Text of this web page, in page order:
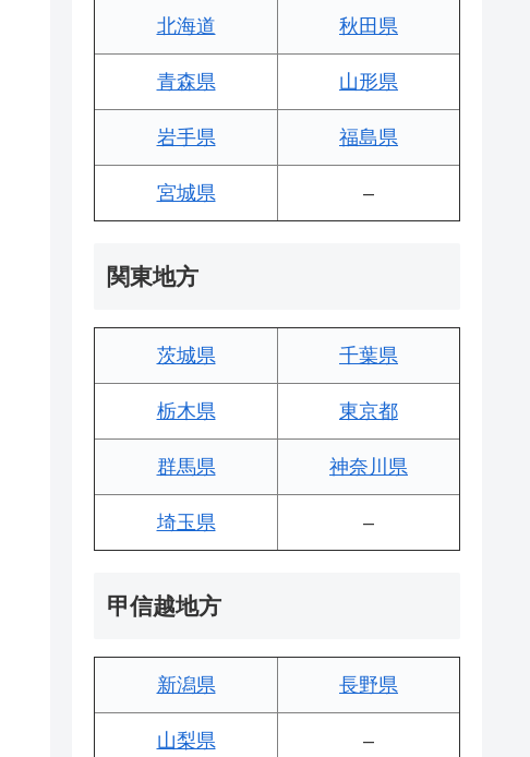
北海道 秋田県
青森県 山形県
岩手県 福島県
宮城県 –
関東地方
茨城県 千葉県
栃木県 東京都
群馬県 神奈川県
埼玉県 –
甲信越地方
新潟県 長野県
山梨県 –